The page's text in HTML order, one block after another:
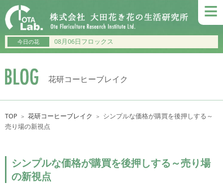
≡
今日の花 08月06日フロックス
花研コーヒーブレイク
TOP ＞ 花研コーヒーブレイク ＞ シンプルな価格が購買を後押しする～
売り場の新視点
シンプルな価格が購買を後押しする～売り場
の新視点